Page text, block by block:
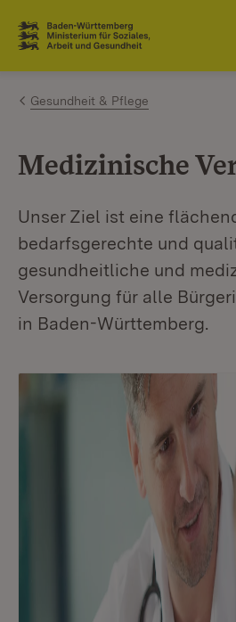
Zum Inhalt springen
Link zur Startseite
Gesundheit & Pflege
Medizinische
Unser Ziel ist eine
bedarfsgerechte und
gesundheitliche und
Versorgung für alle
in Baden-Württemberg.